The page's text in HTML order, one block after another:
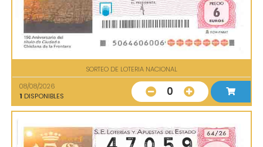
SORTEO DE LOTERIA NACIONAL
08/08/2026
1 DISPONIBLES 0